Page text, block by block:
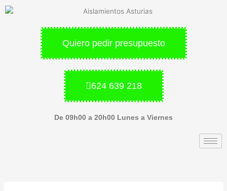
Quiero pedir presupuesto
624 639 218
De 09h00 a 20h00 Lunes a Viernes